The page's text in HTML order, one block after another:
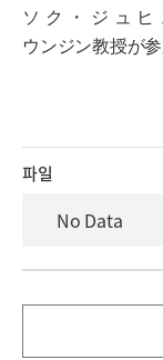
ソク・ジュ
ウンジン教授が参
파일
No Data